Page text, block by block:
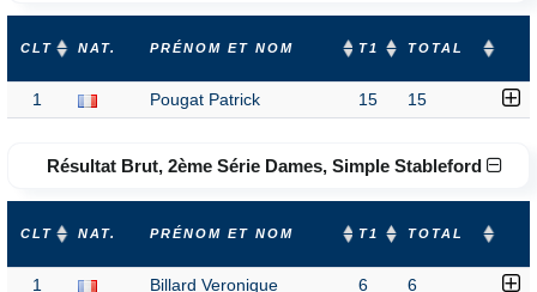
CLT NAT. PRÉNOM ET NOM T1 TOTAL
1 Pougat Patrick 15 15
Résultat Brut, 2ème Série Dames, Simple Stableford
CLT NAT. PRÉNOM ET NOM T1 TOTAL
1 Billard Veronique 6 6